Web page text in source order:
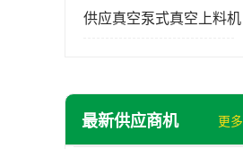
供应真空泵式真空上料机
最新供应商机 更多